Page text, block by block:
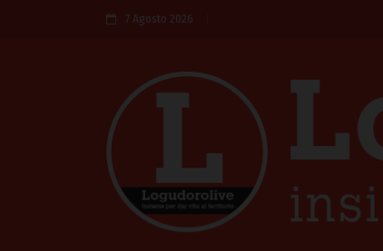
7 Agosto 2026